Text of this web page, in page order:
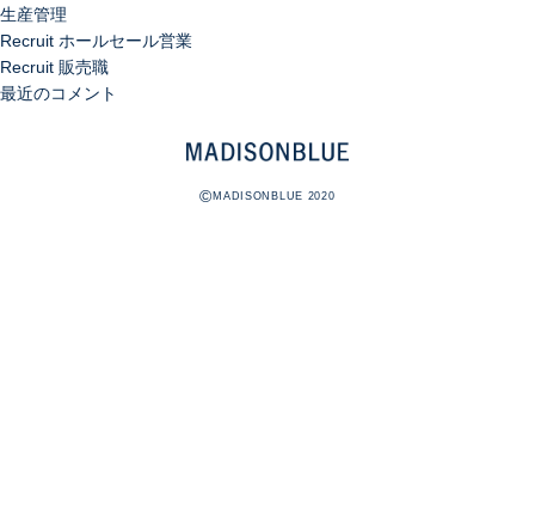
生産管理
Recruit ホールセール営業
Recruit 販売職
最近のコメント
©MADISONBLUE 2020